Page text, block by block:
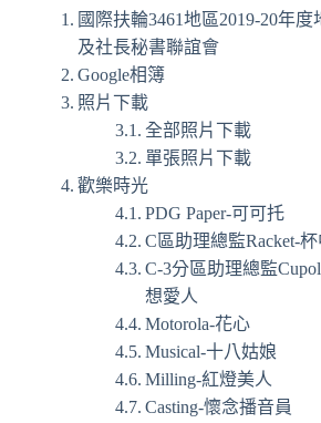
國際扶輪3461地區2019-20年度
及社長秘書聯誼會
Google相簿
照片下載
全部照片下載
單張照片下載
歡樂時光
PDG Paper-可可托
C區助理總監Racket-
C-3分區助理總監
想愛人
Motorola-花心
Musical-十八姑娘
Milling-紅燈美人
Casting-懷念播音員